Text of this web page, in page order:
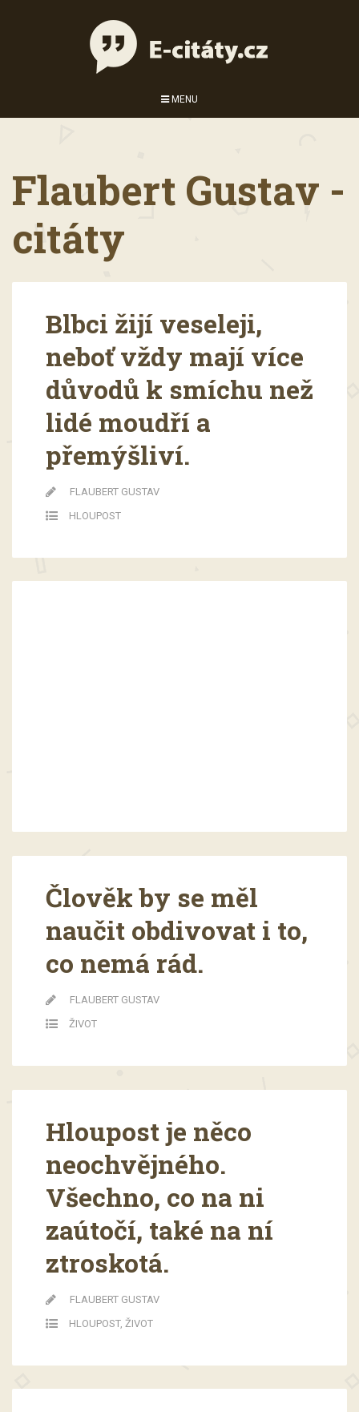
MENU
Flaubert Gustav -
citáty
Blbci žijí veseleji,
neboť vždy mají více
důvodů k smíchu než
lidé moudří a
přemýšliví.
FLAUBERT GUSTAV
HLOUPOST
Člověk by se měl
naučit obdivovat i to,
co nemá rád.
FLAUBERT GUSTAV
ŽIVOT
Hloupost je něco
neochvějného.
Všechno, co na ni
zaútočí, také na ní
ztroskotá.
FLAUBERT GUSTAV
HLOUPOST, ŽIVOT